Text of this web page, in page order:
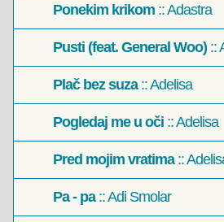
Ponekim krikom :: Adastra
Pusti (feat. General Woo) ::
Plač bez suza:: Adelisa
Pogledaj me u oči :: Adelisa
Pred mojim vratima::
Pa - pa:: Adi Smolar